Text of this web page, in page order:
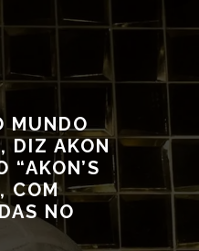
MUNDO
DIZ AKON
“AKON’S
COM
NO